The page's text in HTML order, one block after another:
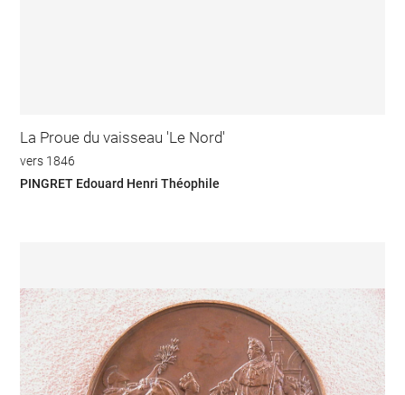
La Proue du vaisseau 'Le Nord'
vers 1846
PINGRET Edouard Henri Théophile